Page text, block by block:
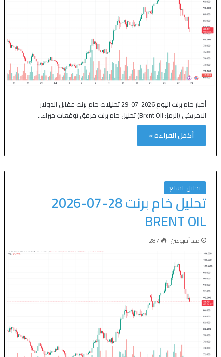
أخبار خام برنت اليوم 2026-07-29 تحليلات خام برنت مقابل الدولار
الامريكي (الرمز: Brent Oil) تحليل خام برنت مرفق توقعات خبراء…
أكمل القراءة »
تحليل السلع
تحليل خام برنت 28-07-2026
BRENT OIL
منذ أسبوعين 287